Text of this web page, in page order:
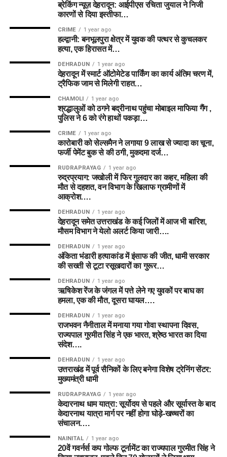
ब्रेकिंग न्यूज़ देहरादून: आईपीएस रचिता जुयाल ने निजी
कारणों से दिया इस्तीफा…
CRIME 1 year ago
हल्द्वानी: बनभूलपुरा क्षेत्र में युवक की पत्थर से कुचलकर
हत्या, एक हिरासत में…
DEHRADUN 1 year ago
देहरादून में स्मार्ट ऑटोमेटेड पार्किंग का कार्य अंतिम चरण में,
ट्रैफिक जाम से मिलेगी राहत…
CHAMOLI 1 year ago
श्रद्धालुओं को ठगने बद्रीनाथ पहुंचा मोबाइल माफिया गैंग ,
पुलिस ने 6 को रंगे हाथों पकड़ा…
CRIME 1 year ago
कारोबारी को सेल्समैन ने लगाया 9 लाख से ज्यादा का चूना,
फर्जी पेमेंट बुक से की ठगी, मुकदमा दर्ज…
RUDRAPRAYAG 1 year ago
रुद्रप्रयाग: जखोली में फिर गुलदार का कहर, महिला की
मौत से दहशत, वन विभाग के खिलाफ ग्रामीणों में
आक्रोश….
DEHRADUN 1 year ago
देहरादून समेत उत्तराखंड के कई जिलों में आज भी बारिश,
मौसम विभाग ने येलो अलर्ट किया जारी….
DEHRADUN 1 year ago
अंकिता भंडारी हत्याकांड में इंसाफ की जीत, धामी सरकार
की सख्ती से टूटा रसूखदारों का गुरूर…
DEHRADUN 1 year ago
ऋषिकेश रेंज के जंगल में पत्ते लेने गए युवकों पर बाघ का
हमला, एक की मौत, दूसरा घायल….
DEHRADUN 1 year ago
राजभवन नैनीताल में मनाया गया गोवा स्थापना दिवस,
राज्यपाल गुरमीत सिंह ने एक भारत, श्रेष्ठ भारत का दिया
संदेश….
DEHRADUN 1 year ago
उत्तराखंड में पूर्व सैनिकों के लिए बनेगा विशेष ट्रेनिंग सेंटर:
मुख्यमंत्री धामी
RUDRAPRAYAG 1 year ago
केदारनाथ धाम यात्रा: सूर्योदय से पहले और सूर्यास्त के बाद
केदारनाथ यात्रा मार्ग पर नहीं होगा घोड़े-खच्चरों का
संचालन….
NAINITAL 1 year ago
20वें गवर्नर्स कप गोल्फ टूर्नामेंट का राज्यपाल गुरमीत सिंह ने